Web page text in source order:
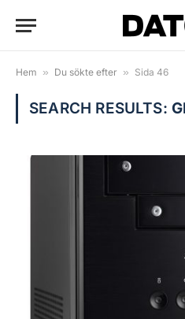
Hem » Du sökte efter » Sida 46
SEARCH RESULTS: